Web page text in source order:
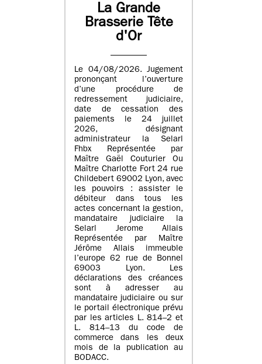
La Grande
Brasserie Tête
d'Or
Le 04/08/2026. Jugement
prononçant l’ouverture
d’une procédure de
redressement judiciaire,
date de cessation des
paiements le 24 juillet
2026, désignant
administrateur la Selarl
Fhbx Représentée par
Maître Gaël Couturier Ou
Maître Charlotte Fort 24 rue
Childebert 69002 Lyon, avec
les pouvoirs : assister le
débiteur dans tous les
actes concernant la gestion,
mandataire judiciaire la
Selarl Jerome Allais
Représentée par Maître
Jérôme Allais immeuble
l’europe 62 rue de Bonnel
69003 Lyon. Les
déclarations des créances
sont à adresser au
mandataire judiciaire ou sur
le portail électronique prévu
par les articles L. 814–2 et
L. 814–13 du code de
commerce dans les deux
mois de la publication au
BODACC.